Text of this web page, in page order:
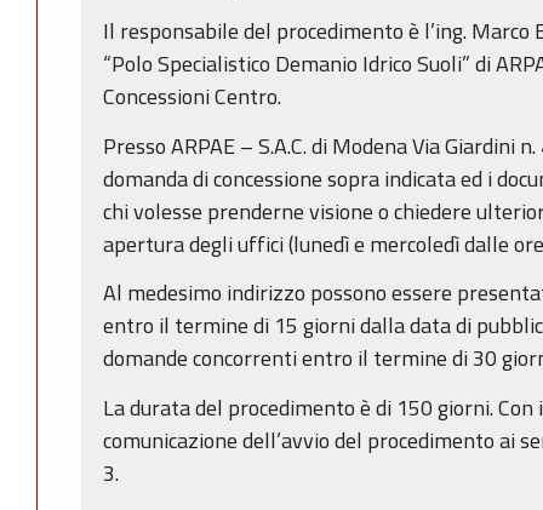
Il responsabile del procedimento è l’ing.
“Polo Specialistico Demanio Idrico Suoli” di
Concessioni Centro.
Presso ARPAE – S.A.C. di Modena Via Giardini
domanda di concessione sopra indicata ed i
chi volesse prenderne visione o chiedere
apertura degli uffici (lunedì e mercoledì dalle
Al medesimo indirizzo possono essere
entro il termine di 15 giorni dalla data di
domande concorrenti entro il termine di 30
La durata del procedimento è di 150 giorni.
comunicazione dell’avvio del procedimento ai
3.